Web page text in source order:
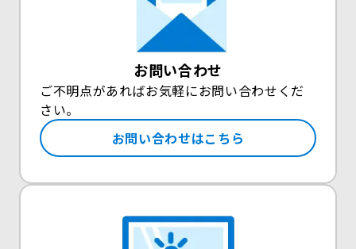
お問い合わせ
ご不明点があればお気軽にお問い合わせくだ
さい。
お問い合わせはこちら